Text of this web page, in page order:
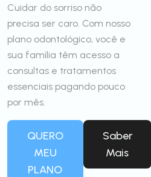
Cuidar do sorriso não
precisa ser caro. Com nosso
plano odontológico, você e
sua família têm acesso a
consultas e tratamentos
essenciais pagando pouco
por mês.
QUERO
MEU
PLANO
Saber
Mais